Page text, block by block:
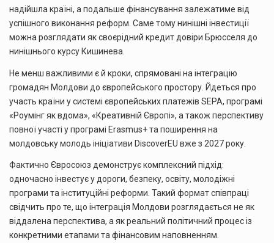
надійшла країні, а подальше фінансування залежатиме від
успішного виконання реформ. Саме тому нинішні інвестиції
можна розглядати як своєрідний кредит довіри Брюсселя до
нинішнього курсу Кишинева.
Не менш важливими є й кроки, спрямовані на інтеграцію
громадян Молдови до європейського простору. Йдеться про
участь країни у системі європейських платежів SEPA, програмі
«Роумінг як вдома», «Креативній Європі», а також перспективу
повної участі у програмі Erasmus+ та поширення на
молдовську молодь ініціативи DiscoverEU вже з 2027 року.
Фактично Євросоюз демонструє комплексний підхід:
одночасно інвестує у дороги, безпеку, освіту, молодіжні
програми та інституційні реформи. Такий формат співпраці
свідчить про те, що інтеграція Молдови розглядається не як
віддалена перспектива, а як реальний політичний процес із
конкретними етапами та фінансовим наповненням.